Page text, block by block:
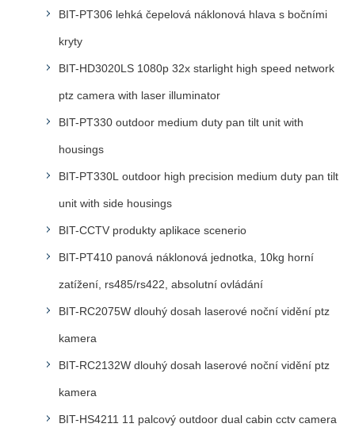
BIT-PT306 lehká čepelová náklonová hlava s bočními
kryty
BIT-HD3020LS 1080p 32x starlight high speed network
ptz camera with laser illuminator
BIT-PT330 outdoor medium duty pan tilt unit with
housings
BIT-PT330L outdoor high precision medium duty pan tilt
unit with side housings
BIT-CCTV produkty aplikace scenerio
BIT-PT410 panová náklonová jednotka, 10kg horní
zatížení, rs485/rs422, absolutní ovládání
BIT-RC2075W dlouhý dosah laserové noční vidění ptz
kamera
BIT-RC2132W dlouhý dosah laserové noční vidění ptz
kamera
BIT-HS4211 11 palcový outdoor dual cabin cctv camera